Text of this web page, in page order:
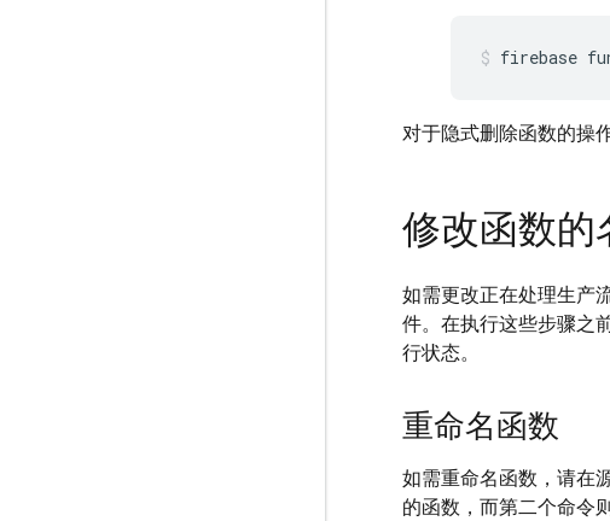
firebase
对于隐式删除函数的操
修改函数的
如需更改正在处理生产
件。在执行这些步骤之
行状态。
重命名函数
如需重命名函数，请在
的函数，而第二个命令